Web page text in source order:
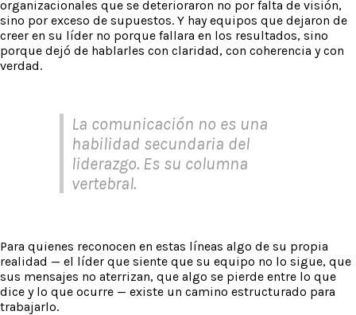
organizacionales que se deterioraron no por falta de visión,
sino por exceso de supuestos. Y hay equipos que dejaron de
creer en su líder no porque fallara en los resultados, sino
porque dejó de hablarles con claridad, con coherencia y con
verdad.
La comunicación no es una
habilidad secundaria del
liderazgo. Es su columna
vertebral.
Para quienes reconocen en estas líneas algo de su propia
realidad — el líder que siente que su equipo no lo sigue, que
sus mensajes no aterrizan, que algo se pierde entre lo que
dice y lo que ocurre — existe un camino estructurado para
trabajarlo.